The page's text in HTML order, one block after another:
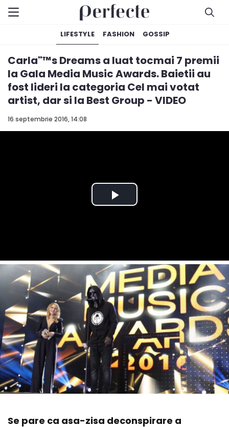
LIFESTYLE FASHION GOSSIP
16 septembrie 2016, 14:08
Carla"™s Dreams a luat tocmai 7 premii
la Gala Media Music Awards. Baietii au
fost lideri la categoria Cel mai votat
artist, dar si la Best Group - VIDEO
Se pare ca asa-zisa deconspirare a